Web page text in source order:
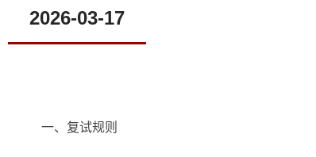
2026-03-17
一、复试规则